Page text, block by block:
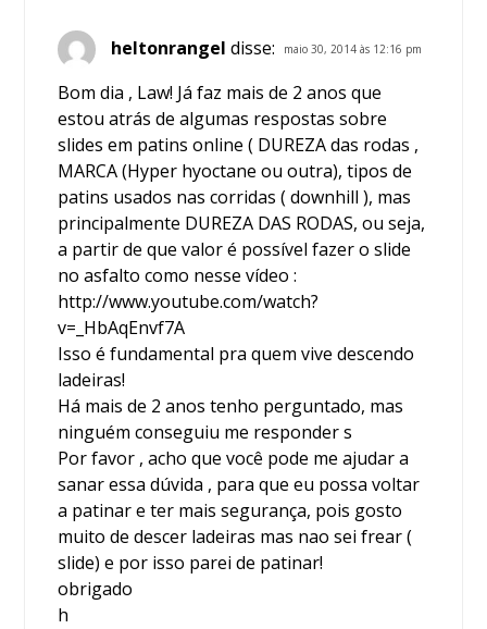
heltonrangel disse: maio 30, 2014 às 12:16 pm
Bom dia , Law! Já faz mais de 2 anos que
estou atrás de algumas respostas sobre
slides em patins online ( DUREZA das rodas ,
MARCA (Hyper hyoctane ou outra), tipos de
patins usados nas corridas ( downhill ), mas
principalmente DUREZA DAS RODAS, ou seja,
a partir de que valor é possível fazer o slide
no asfalto como nesse vídeo :
http://www.youtube.com/watch?
v=_HbAqEnvf7A
Isso é fundamental pra quem vive descendo
ladeiras!
Há mais de 2 anos tenho perguntado, mas
ninguém conseguiu me responder s
Por favor , acho que você pode me ajudar a
sanar essa dúvida , para que eu possa voltar
a patinar e ter mais segurança, pois gosto
muito de descer ladeiras mas nao sei frear (
slide) e por isso parei de patinar!
obrigado
h